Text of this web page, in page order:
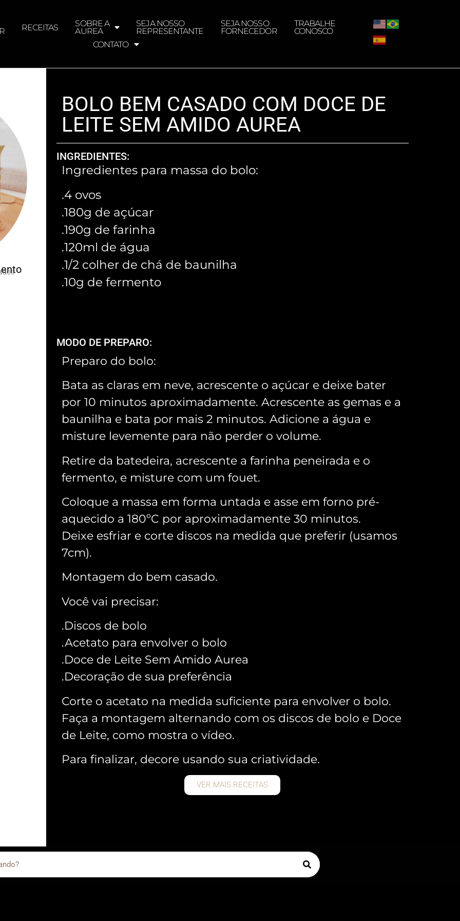
RECEITAS SOBRE A
AUREA
SEJA NOSSO
REPRESENTANTE
SEJA NOSSO
FORNECEDOR
TRABALHE
CONOSCO
CONTATO
BOLO BEM CASADO COM DOCE DE
LEITE SEM AMIDO AUREA
INGREDIENTES:
Ingredientes para massa do bolo:
.4 ovos
.180g de açúcar
.190g de farinha
.120ml de água
.1/2 colher de chá de baunilha
.10g de fermento
MODO DE PREPARO:
Preparo do bolo:
Bata as claras em neve, acrescente o açúcar e deixe bater
por 10 minutos aproximadamente. Acrescente as gemas e a
baunilha e bata por mais 2 minutos. Adicione a água e
misture levemente para não perder o volume.
Retire da batedeira, acrescente a farinha peneirada e o
fermento, e misture com um fouet.
Coloque a massa em forma untada e asse em forno pré-
aquecido a 180ºC por aproximadamente 30 minutos.
Deixe esfriar e corte discos na medida que preferir (usamos
7cm).
Montagem do bem casado.
Você vai precisar:
.Discos de bolo
.Acetato para envolver o bolo
.Doce de Leite Sem Amido Aurea
.Decoração de sua preferência
Corte o acetato na medida suficiente para envolver o bolo.
Faça a montagem alternando com os discos de bolo e Doce
de Leite, como mostra o vídeo.
Para finalizar, decore usando sua criatividade.
VER MAIS RECEITAS